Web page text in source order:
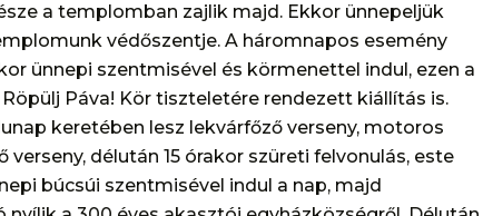
a templomban zajlik majd. Ekkor ünnepeljük
védőszentje. A háromnapos esemény
ünnepi szentmisével és körmenettel indul, ezen a
Páva! Kör tiszteletére rendezett kiállítás is.
keretében lesz lekvárfőző verseny, motoros
délután 15 órakor szüreti felvonulás, este
búcsúi szentmisével indul a nap, majd